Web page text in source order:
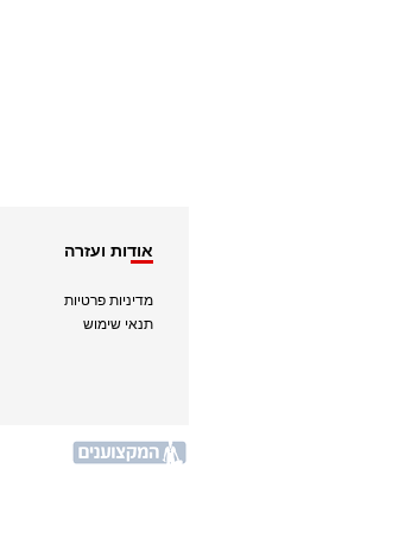
אודות ועזרה
מדיניות פרטיות
תנאי שימוש